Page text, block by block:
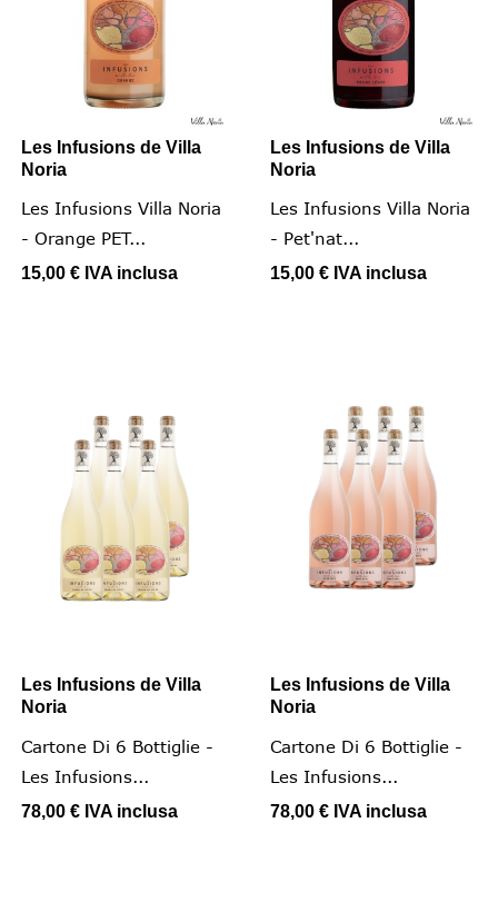
Les Infusions de Villa
Noria
Les Infusions Villa Noria
- Orange PET...
15,00 € IVA inclusa
Les Infusions de Villa
Noria
Les Infusions Villa Noria
- Pet'nat...
15,00 € IVA inclusa
Les Infusions de Villa
Noria
Cartone Di 6 Bottiglie -
Les Infusions...
78,00 € IVA inclusa
Les Infusions de Villa
Noria
Cartone Di 6 Bottiglie -
Les Infusions...
78,00 € IVA inclusa